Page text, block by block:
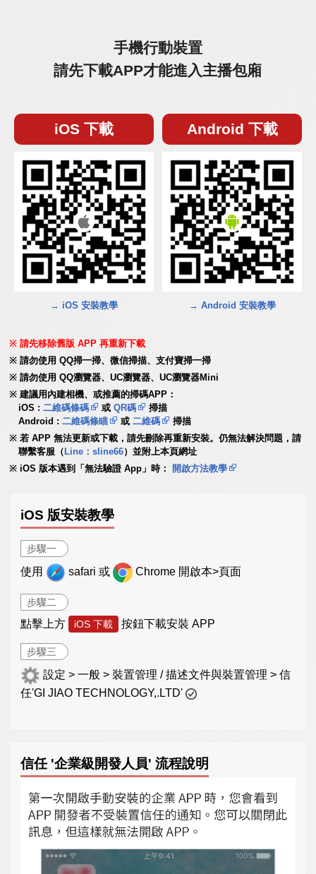
手機行動裝置
請先下載APP才能進入主播包廂
iOS 下載
→ iOS 安裝教學
Android 下載
→ Android 安裝教學
請先移除舊版 APP 再重新下載
請勿使用 QQ掃一掃、微信掃描、支付寶掃一掃
請勿使用 QQ瀏覽器、UC瀏覽器、UC瀏覽器Mini
建議用內建相機、或推薦的掃碼APP：
iOS :二維碼條碼 或QR碼
掃描
Android :二維碼條瞄 或二維碼
掃描
若 APP 無法更新或下載，請先刪除再重新安裝。仍無法解決問題，請
聯繫客服（ Line：sline66）並附上本頁網址
iOS 版本遇到「無法驗證 App」時：
開啟方法教學
iOS 版安裝教學
步驟一
使用 safari 或 Chrome 開啟本>頁面
步驟二
點擊上方 iOS 下載 按鈕下載安裝 APP
步驟三
設定 > 一般 > 裝置管理 / 描述文件與裝置管理 > 信
任'GI JIAO TECHNOLOGY,.LTD'
信任 '企業級開發人員' 流程說明